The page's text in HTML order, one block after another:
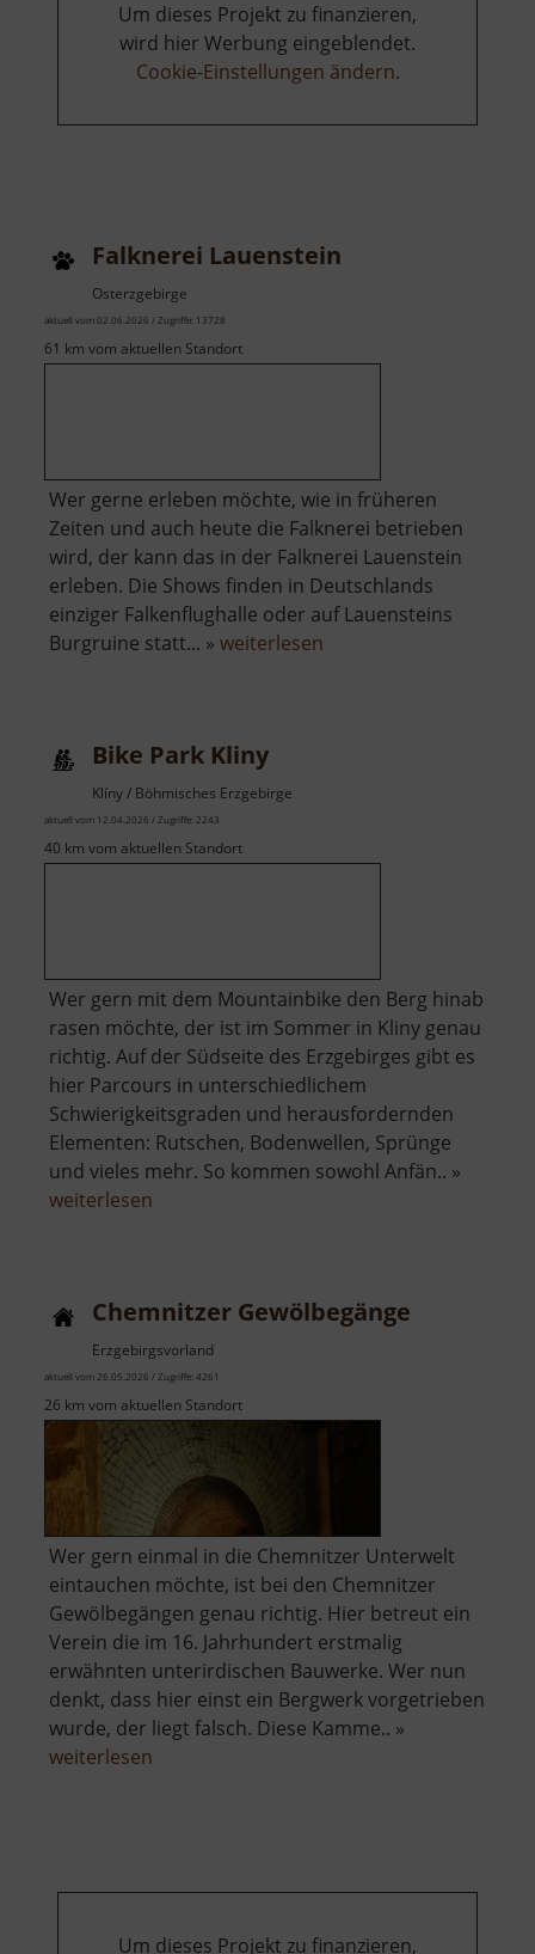
Um dieses Projekt zu finanzieren,
wird hier Werbung eingeblendet.
Cookie-Einstellungen ändern.
Falknerei Lauenstein
Osterzgebirge
aktuell vom 02.06.2026 / Zugriffe: 13728
61 km vom aktuellen Standort
Wer gerne erleben möchte, wie in früheren
Zeiten und auch heute die Falknerei betrieben
wird, der kann das in der Falknerei Lauenstein
erleben. Die Shows finden in Deutschlands
einziger Falkenflughalle oder auf Lauensteins
Burgruine statt... » weiterlesen
Bike Park Kliny
Klíny / Böhmisches Erzgebirge
aktuell vom 12.04.2026 / Zugriffe: 2243
40 km vom aktuellen Standort
Wer gern mit dem Mountainbike den Berg hinab
rasen möchte, der ist im Sommer in Kliny genau
richtig. Auf der Südseite des Erzgebirges gibt es
hier Parcours in unterschiedlichem
Schwierigkeitsgraden und herausfordernden
Elementen: Rutschen, Bodenwellen, Sprünge
und vieles mehr. So kommen sowohl Anfän.. »
weiterlesen
Chemnitzer Gewölbegänge
Erzgebirgsvorland
aktuell vom 26.05.2026 / Zugriffe: 4261
26 km vom aktuellen Standort
Wer gern einmal in die Chemnitzer Unterwelt
eintauchen möchte, ist bei den Chemnitzer
Gewölbegängen genau richtig. Hier betreut ein
Verein die im 16. Jahrhundert erstmalig
erwähnten unterirdischen Bauwerke. Wer nun
denkt, dass hier einst ein Bergwerk vorgetrieben
wurde, der liegt falsch. Diese Kamme.. »
weiterlesen
Um dieses Projekt zu finanzieren,